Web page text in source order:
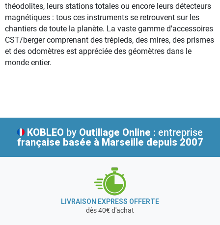
théodolites, leurs stations totales ou encore leurs détecteurs
magnétiques : tous ces instruments se retrouvent sur les
chantiers de toute la planète. La vaste gamme d'accessoires
CST/berger comprenant des trépieds, des mires, des prismes
et des odomètres est appréciée des géomètres dans le
monde entier.
KOBLEO by Outillage Online : entreprise
française basée à Marseille depuis 2007
LIVRAISON EXPRESS OFFERTE
dès 40€ d'achat